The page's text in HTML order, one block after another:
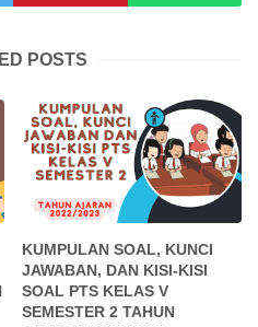
POSTS
KUMPULAN SOAL, KUNCI
JAWABAN, DAN KISI-KISI
SOAL PTS KELAS V
SEMESTER 2 TAHUN